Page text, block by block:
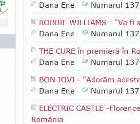
Dana Ene
Numarul
ROBBIE WILLIAMS - "Va
Dana Ene
Numarul
THE CURE în premieră în
Dana Ene
Numarul
BON JOVI - "Adorăm
Dana Ene
Numarul
ELECTRIC CASTLE -
România